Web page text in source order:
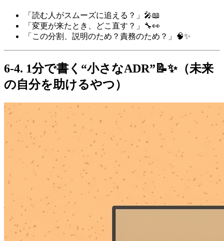
「読む人がスムーズに追える？」🎤📖
「変更が来たとき、どこ直す？」🔧👀
「この分割、説明のため？責務のため？」🧠✨
6-4. 1分で書く“小さなADR”📝✨（未来
の自分を助けるやつ）